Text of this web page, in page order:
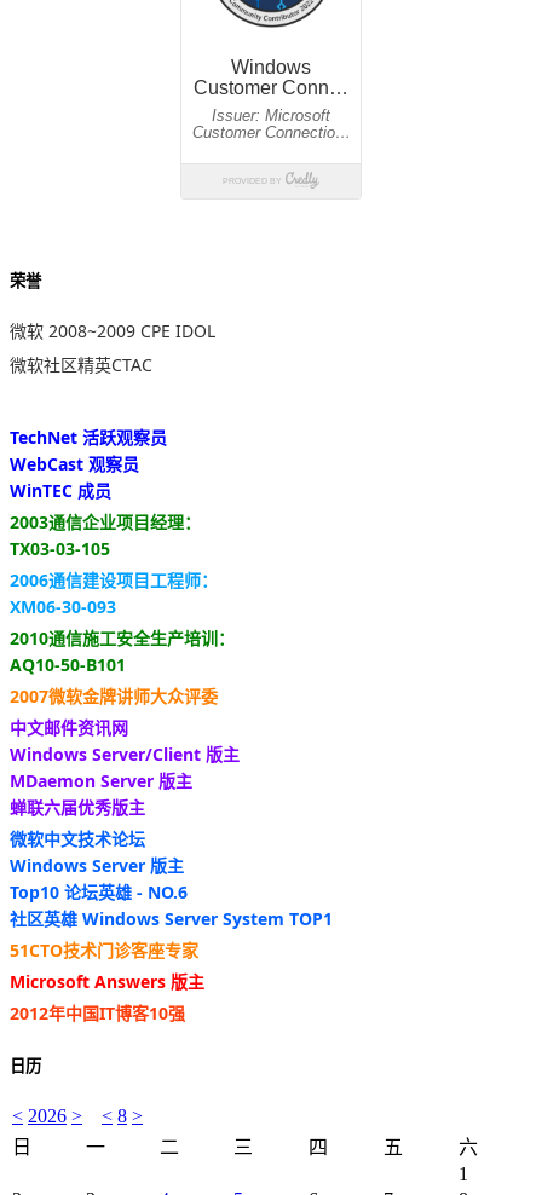
荣誉
微软 2008~2009 CPE IDOL
微软社区精英CTAC
TechNet 活跃观察员
WebCast 观察员
WinTEC 成员
2003通信企业项目经理：
TX03-03-105
2006通信建设项目工程师：
XM06-30-093
2010通信施工安全生产培训：
AQ10-50-B101
2007微软金牌讲师大众评委
中文邮件资讯网
Windows Server/Client 版主
MDaemon Server 版主
蝉联六届优秀版主
微软中文技术论坛
Windows Server 版主
Top10 论坛英雄 - NO.6
社区英雄 Windows Server System TOP1
51CTO技术门诊客座专家
Microsoft Answers 版主
2012年中国IT博客10强
日历
< 2026 > < 8 >
日
一 二 三 四 五
六
1